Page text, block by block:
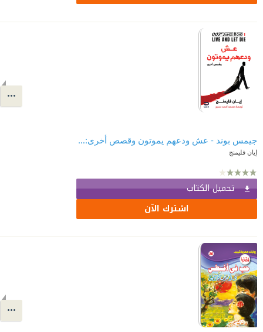
جيمس بوند - عش ودعهم يموتون وقصص أخرى: الجزء الأول
إيان فليمنج
تحميل الكتاب
اشترك الآن